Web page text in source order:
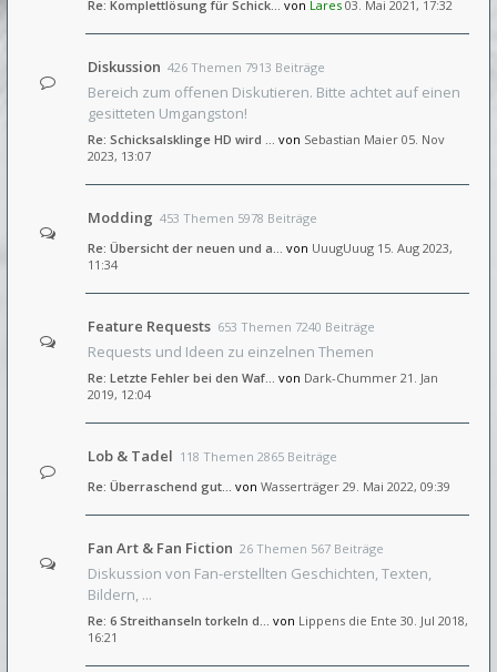
Re: Komplettlösung für Schick… von Lares 03. Mai 2021, 17:32
Diskussion 426 Themen 7913 Beiträge
Bereich zum offenen Diskutieren. Bitte achtet auf einen
gesitteten Umgangston!
Re: Schicksalsklinge HD wird … von Sebastian Maier 05. Nov
2023, 13:07
Modding 453 Themen 5978 Beiträge
Re: Übersicht der neuen und a… von UuugUuug 15. Aug 2023,
11:34
Feature Requests 653 Themen 7240 Beiträge
Requests und Ideen zu einzelnen Themen
Re: Letzte Fehler bei den Waf… von Dark-Chummer 21. Jan
2019, 12:04
Lob & Tadel 118 Themen 2865 Beiträge
Re: Überraschend gut... von Wasserträger 29. Mai 2022, 09:39
Fan Art & Fan Fiction 26 Themen 567 Beiträge
Diskussion von Fan-erstellten Geschichten, Texten,
Bildern, ...
Re: 6 Streithanseln torkeln d… von Lippens die Ente 30. Jul 2018,
16:21